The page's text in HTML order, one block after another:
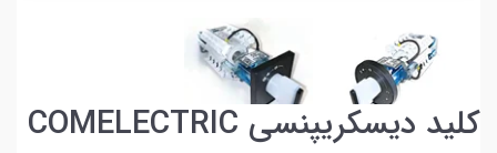
کلید دیسکریپنسی COMELECTRIC